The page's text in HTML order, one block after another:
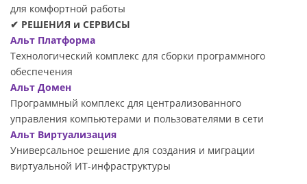
для комфортной работы
✔ РЕШЕНИЯ и СЕРВИСЫ
Альт Платформа
Технологический комплекс для сборки программного
обеспечения
Альт Домен
Программный комплекс для централизованного
управления компьютерами и пользователями в сети
Альт Виртуализация
Универсальное решение для создания и миграции
виртуальной ИТ-инфраструктуры